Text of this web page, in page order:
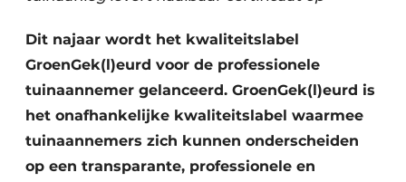
Dit najaar wordt het kwaliteitslabel
GroenGek(l)eurd voor de professionele
tuinaannemer gelanceerd. GroenGek(l)eurd is
het onafhankelijke kwaliteitslabel waarmee
tuinaannemers zich kunnen onderscheiden
op een transparante, professionele en